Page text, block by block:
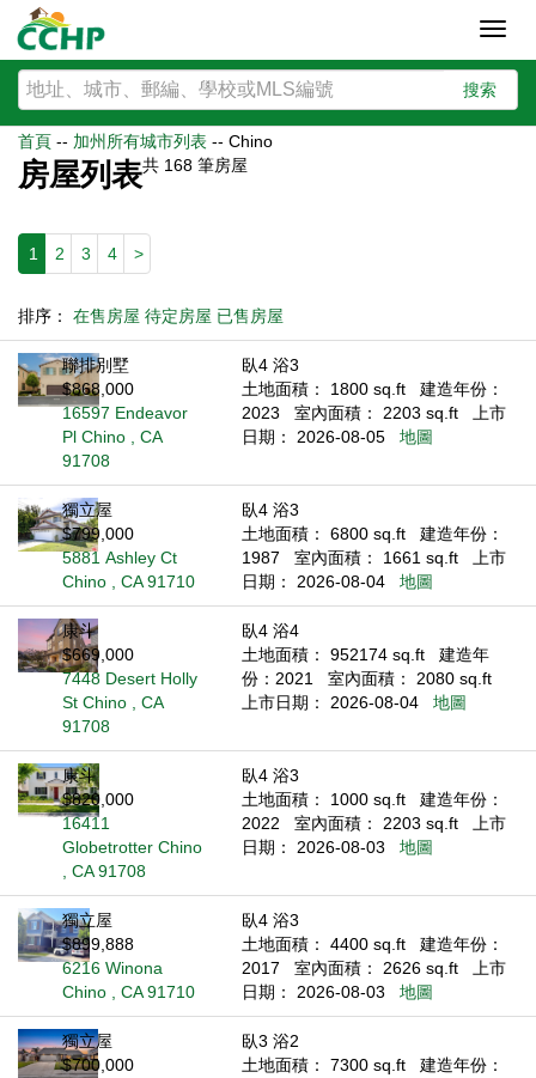
搜索
首頁 -- 加州所有城市列表 -- Chino
房屋列表共 168 筆房屋
1 2 3 4 >
排序： 在售房屋 待定房屋 已售房屋
聯排別墅
$868,000
16597 Endeavor
Pl Chino , CA
91708
臥4 浴3
土地面積： 1800 sq.ft
建造年份：
2023
室內面積： 2203 sq.ft
上市
日期： 2026-08-05
地圖
獨立屋
$799,000
5881 Ashley Ct
Chino , CA 91710
臥4 浴3
土地面積： 6800 sq.ft
建造年份：
1987
室內面積： 1661 sq.ft
上市
日期： 2026-08-04
地圖
康斗
$669,000
7448 Desert Holly
St Chino , CA
91708
臥4 浴4
土地面積： 952174 sq.ft
建造年
份：2021
室內面積： 2080 sq.ft
上市日期： 2026-08-04
地圖
康斗
$820,000
16411
Globetrotter Chino
, CA 91708
臥4 浴3
土地面積： 1000 sq.ft
建造年份：
2022
室內面積： 2203 sq.ft
上市
日期： 2026-08-03
地圖
獨立屋
$899,888
6216 Winona
Chino , CA 91710
臥4 浴3
土地面積： 4400 sq.ft
建造年份：
2017
室內面積： 2626 sq.ft
上市
日期： 2026-08-03
地圖
獨立屋
$700,000
臥3 浴2
土地面積： 7300 sq.ft
建造年份：